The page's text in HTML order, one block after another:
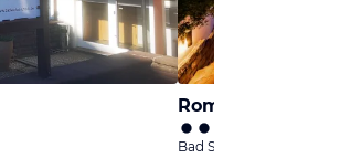
Bad Sachsa,